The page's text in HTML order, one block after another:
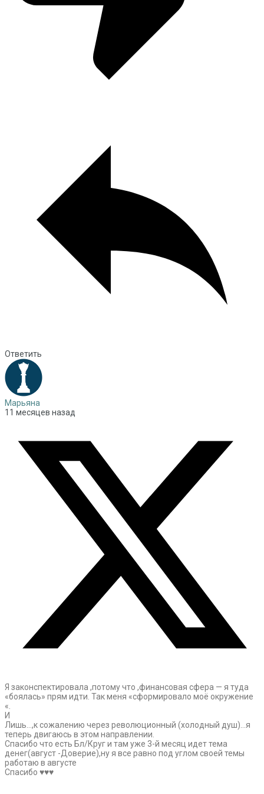
Ответить
Марьяна
11 месяцев назад
Я законспектировала ,потому что ,финансовая сфера — я туда
«боялась» прям идти. Так меня «сформировало моё окружение
«.
И
Лишь…,к сожалению через революционный (холодный душ)…я
теперь двигаюсь в этом направлении.
Спасибо что есть Бл/Круг и там уже 3-й месяц идет тема
денег(август -Доверие),ну я все равно под углом своей темы
работаю в августе
Спасибо ♥️♥️♥️